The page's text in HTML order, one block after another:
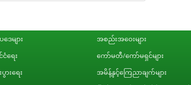
ဒေများ
ငံရေး
ပွားရေး
အစည်းအဝေးများ
ကော်မတီ/ကော်မရှင်များ
အမိန့်နှင့်ကြေညာချက်များ